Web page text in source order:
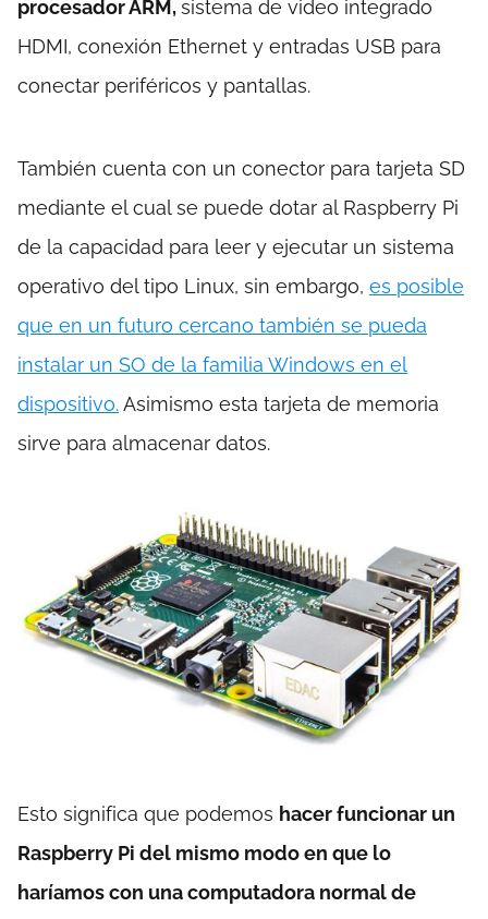
procesador ARM,sistema de video integrado
HDMI, conexión Ethernet y entradas USB para
conectar periféricos y pantallas.
También cuenta con un conector para tarjeta SD
mediante el cual se puede dotar al Raspberry Pi
de la capacidad para leer y ejecutar un sistema
operativo del tipo Linux, sin embargo, es posible
que en un futuro cercano también se pueda
instalar un SO de la familia Windows en el
dispositivo.Asimismo esta tarjeta de memoria
sirve para almacenar datos.
Esto significa que podemos hacer funcionar un
Raspberry Pi del mismo modo en que lo
haríamos con una computadora normal de